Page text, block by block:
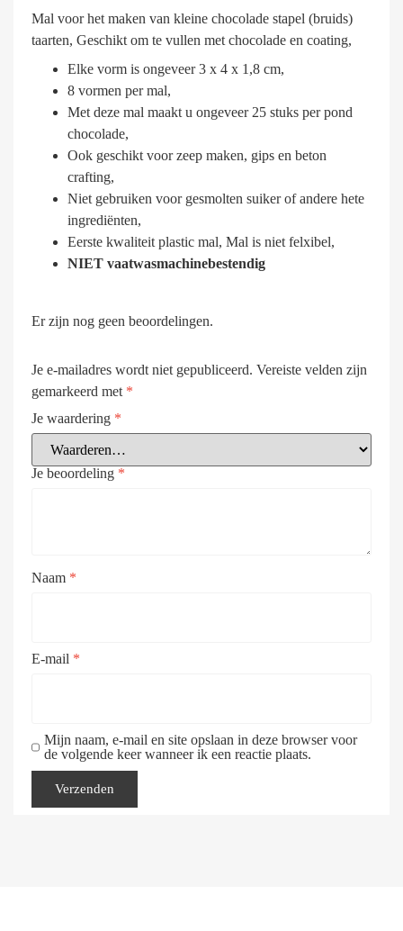
Mal voor het maken van kleine chocolade stapel (bruids)
taarten, Geschikt om te vullen met chocolade en coating,
Elke vorm is ongeveer 3 x 4 x 1,8 cm,
8 vormen per mal,
Met deze mal maakt u ongeveer 25 stuks per pond
chocolade,
Ook geschikt voor zeep maken, gips en beton
crafting,
Niet gebruiken voor gesmolten suiker of andere hete
ingrediënten,
Eerste kwaliteit plastic mal, Mal is niet felxibel,
NIET vaatwasmachinebestendig
Er zijn nog geen beoordelingen.
Je e-mailadres wordt niet gepubliceerd. Vereiste velden zijn
gemarkeerd met *
Je waardering *
Je beoordeling *
Naam *
E-mail *
Mijn naam, e-mail en site opslaan in deze browser voor
de volgende keer wanneer ik een reactie plaats.